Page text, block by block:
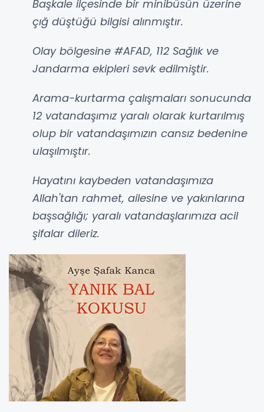
Başkale ilçesinde bir minibüsün üzerine
çığ düştüğü bilgisi alınmıştır.
Olay bölgesine #AFAD, 112 Sağlık ve
Jandarma ekipleri sevk edilmiştir.
Arama-kurtarma çalışmaları sonucunda
12 vatandaşımız yaralı olarak kurtarılmış
olup bir vatandaşımızın cansız bedenine
ulaşılmıştır.
Hayatını kaybeden vatandaşımıza
Allah'tan rahmet, ailesine ve yakınlarına
başsağlığı; yaralı vatandaşlarımıza acil
şifalar dileriz.